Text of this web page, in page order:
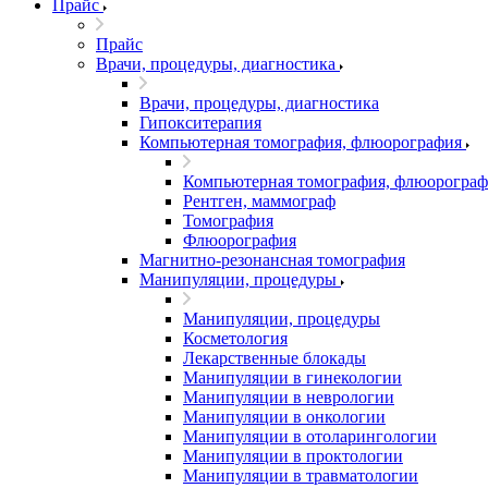
Прайс
Прайс
Врачи, процедуры, диагностика
Врачи, процедуры, диагностика
Гипокситерапия
Компьютерная томография, флюорография
Компьютерная томография,
Рентген, маммограф
Томография
Флюорография
Магнитно-резонансная томография
Манипуляции, процедуры
Манипуляции, процедуры
Косметология
Лекарственные блокады
Манипуляции в гинекологии
Манипуляции в неврологии
Манипуляции в онкологии
Манипуляции в отоларингологии
Манипуляции в проктологии
Манипуляции в травматологии